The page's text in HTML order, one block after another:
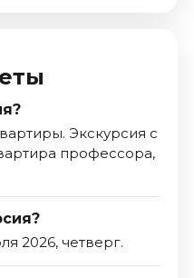
Экскурсия с
профессора,
2026, четверг.